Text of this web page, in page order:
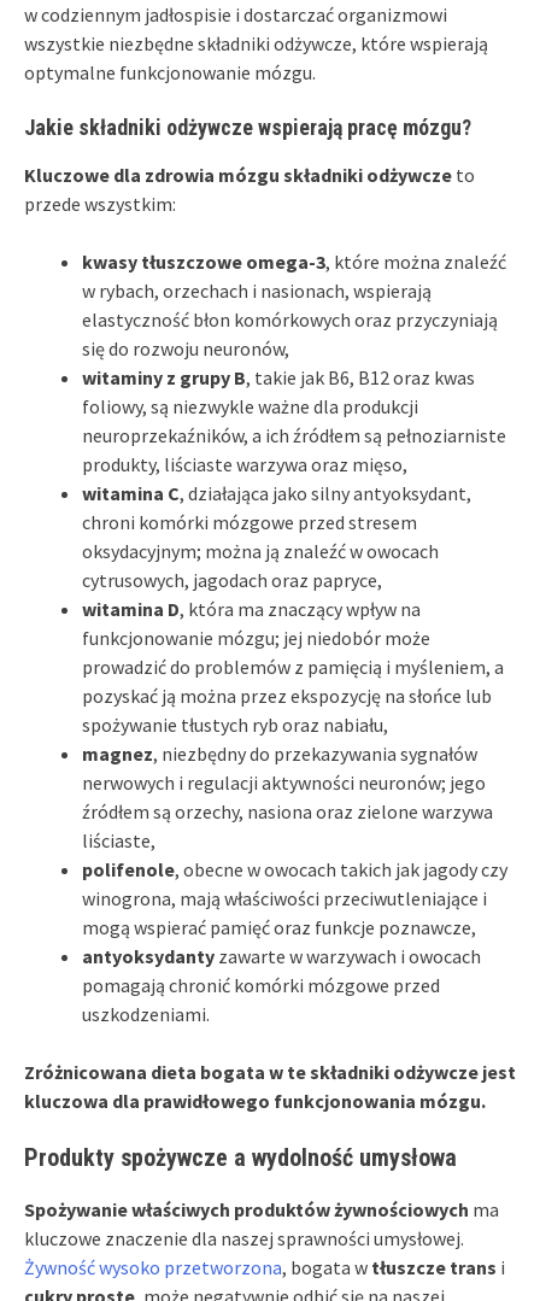
w codziennym jadłospisie i dostarczać organizmowi
wszystkie niezbędne składniki odżywcze, które wspierają
optymalne funkcjonowanie mózgu.
Jakie składniki odżywcze wspierają pracę mózgu?
Kluczowe dla zdrowia mózgu składniki odżywcze to
przede wszystkim:
kwasy tłuszczowe omega-3, które można znaleźć
w rybach, orzechach i nasionach, wspierają
elastyczność błon komórkowych oraz przyczyniają
się do rozwoju neuronów,
witaminy z grupy B, takie jak B6, B12 oraz kwas
foliowy, są niezwykle ważne dla produkcji
neuroprzekaźników, a ich źródłem są pełnoziarniste
produkty, liściaste warzywa oraz mięso,
witamina C, działająca jako silny antyoksydant,
chroni komórki mózgowe przed stresem
oksydacyjnym; można ją znaleźć w owocach
cytrusowych, jagodach oraz papryce,
witamina D, która ma znaczący wpływ na
funkcjonowanie mózgu; jej niedobór może
prowadzić do problemów z pamięcią i myśleniem, a
pozyskać ją można przez ekspozycję na słońce lub
spożywanie tłustych ryb oraz nabiału,
magnez, niezbędny do przekazywania sygnałów
nerwowych i regulacji aktywności neuronów; jego
źródłem są orzechy, nasiona oraz zielone warzywa
liściaste,
polifenole, obecne w owocach takich jak jagody czy
winogrona, mają właściwości przeciwutleniające i
mogą wspierać pamięć oraz funkcje poznawcze,
antyoksydanty zawarte w warzywach i owocach
pomagają chronić komórki mózgowe przed
uszkodzeniami.
Zróżnicowana dieta bogata w te składniki odżywcze jest
kluczowa dla prawidłowego funkcjonowania mózgu.
Produkty spożywcze a wydolność umysłowa
Spożywanie właściwych produktów żywnościowych ma
kluczowe znaczenie dla naszej sprawności umysłowej.
Żywność wysoko przetworzona, bogata w tłuszcze trans i
cukry proste , może negatywnie odbić się na naszej